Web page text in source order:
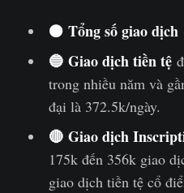
🟠 Tổng số giao dịch
🔵 Giao dịch tiền tệ
trong nhiều năm và
đại là 372.5k/ngày.
🔴 Giao dịch
175k đến 356k giao
giao dịch tiền tệ cổ